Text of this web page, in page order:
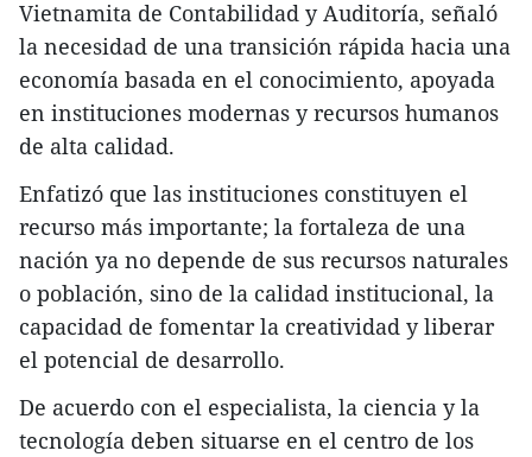
Vietnamita de Contabilidad y Auditoría, señaló
la necesidad de una transición rápida hacia una
economía basada en el conocimiento, apoyada
en instituciones modernas y recursos humanos
de alta calidad.
Enfatizó que las instituciones constituyen el
recurso más importante; la fortaleza de una
nación ya no depende de sus recursos naturales
o población, sino de la calidad institucional, la
capacidad de fomentar la creatividad y liberar
el potencial de desarrollo.
De acuerdo con el especialista, la ciencia y la
tecnología deben situarse en el centro de los